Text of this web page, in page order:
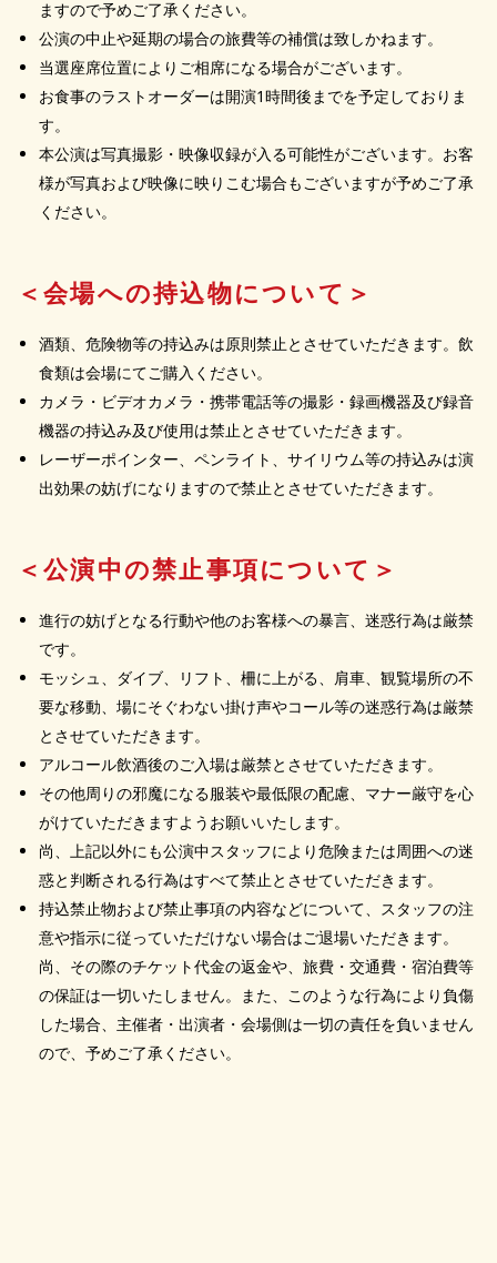
ますので予めご了承ください。
公演の中止や延期の場合の旅費等の補償は致しかねます。
当選座席位置によりご相席になる場合がございます。
お食事のラストオーダーは開演1時間後までを予定しておりま
す。
本公演は写真撮影・映像収録が入る可能性がございます。お客
様が写真および映像に映りこむ場合もございますが予めご了承
ください。
＜会場への持込物について＞
酒類、危険物等の持込みは原則禁止とさせていただきます。飲
食類は会場にてご購入ください。
カメラ・ビデオカメラ・携帯電話等の撮影・録画機器及び録音
機器の持込み及び使用は禁止とさせていただきます。
レーザーポインター、ペンライト、サイリウム等の持込みは演
出効果の妨げになりますので禁止とさせていただきます。
＜公演中の禁止事項について＞
進行の妨げとなる行動や他のお客様への暴言、迷惑行為は厳禁
です。
モッシュ、ダイブ、リフト、柵に上がる、肩車、観覧場所の不
要な移動、場にそぐわない掛け声やコール等の迷惑行為は厳禁
とさせていただきます。
アルコール飲酒後のご入場は厳禁とさせていただきます。
その他周りの邪魔になる服装や最低限の配慮、マナー厳守を心
がけていただきますようお願いいたします。
尚、上記以外にも公演中スタッフにより危険または周囲への迷
惑と判断される行為はすべて禁止とさせていただきます。
持込禁止物および禁止事項の内容などについて、スタッフの注
意や指示に従っていただけない場合はご退場いただきます。
尚、その際のチケット代金の返金や、旅費・交通費・宿泊費等
の保証は一切いたしません。また、このような行為により負傷
した場合、主催者・出演者・会場側は一切の責任を負いません
ので、予めご了承ください。